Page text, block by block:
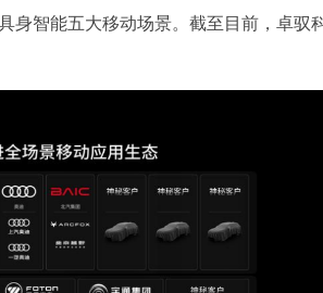
身智能五大移动场景。截至目前，卓驭